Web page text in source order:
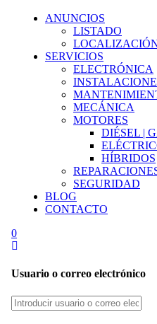
ANUNCIOS
LISTADO
SERVICIOS
ELECTRÓNICA
MECÁNICA
MOTORES
DIÉSEL |
HÍBRIDOS
SEGURIDAD
BLOG
CONTACTO
0
Usuario o correo electrónico